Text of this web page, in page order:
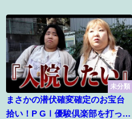
未分類
まさかの潜伏確変確定のお宝台
拾い！P GⅠ優駿倶楽部を打った